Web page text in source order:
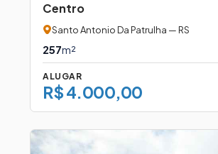
Centro
Santo Antonio Da Patrulha — RS
257m²
ALUGAR
R$ 4.000,00